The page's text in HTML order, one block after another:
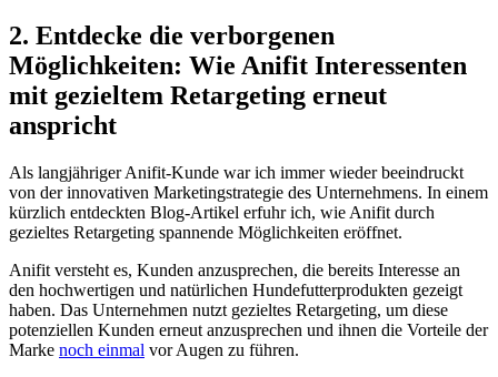
2. Entdecke die verborgenen
Möglichkeiten: Wie Anifit Interessenten
mit gezieltem Retargeting erneut
anspricht
Als langjähriger Anifit-Kunde⁢ war ich immer⁣ wieder beeindruckt
von der innovativen Marketingstrategie des Unternehmens. In einem
kürzlich entdeckten Blog-Artikel ⁤erfuhr ich, wie Anifit durch
gezieltes Retargeting spannende ⁤Möglichkeiten eröffnet.
Anifit versteht es,​ Kunden anzusprechen, die bereits Interesse an
den hochwertigen und natürlichen ‍Hundefutterprodukten gezeigt
haben. Das Unternehmen nutzt gezieltes Retargeting, um diese ​
potenziellen Kunden erneut ​anzusprechen und​ ihnen die ⁤Vorteile der‌
Marke noch einmal vor Augen zu führen.